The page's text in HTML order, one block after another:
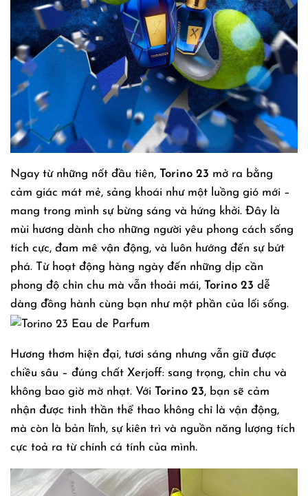
Ngay từ những nốt đầu tiên, Torino 23 mở ra bằng
cảm giác mát mẻ, sảng khoái như một luồng gió mới –
mang trong mình sự bừng sáng và hứng khởi. Đây là
mùi hương dành cho những người yêu phong cách sống
tích cực, đam mê vận động, và luôn hướng đến sự bứt
phá. Từ hoạt động hàng ngày đến những dịp cần
phong độ chỉn chu mà vẫn thoải mái, Torino 23 dễ
dàng đồng hành cùng bạn như một phần của lối sống.
Hương thơm hiện đại, tươi sáng nhưng vẫn giữ được
chiều sâu – đúng chất Xerjoff: sang trọng, chỉn chu và
không bao giờ mờ nhạt. Với Torino 23, bạn sẽ cảm
nhận được tinh thần thể thao không chỉ là vận động,
mà còn là bản lĩnh, sự kiên trì và nguồn năng lượng tích
cực toả ra từ chính cá tính của mình.